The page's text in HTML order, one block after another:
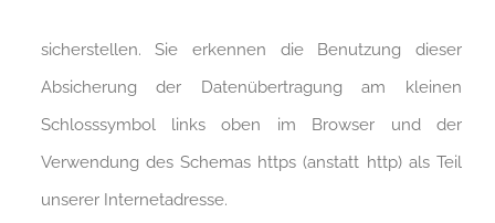
sicherstellen. Sie erkennen die Benutzung dieser
Absicherung der Datenübertragung am kleinen
Schlosssymbol links oben im Browser und der
Verwendung des Schemas https (anstatt http) als Teil
unserer Internetadresse.